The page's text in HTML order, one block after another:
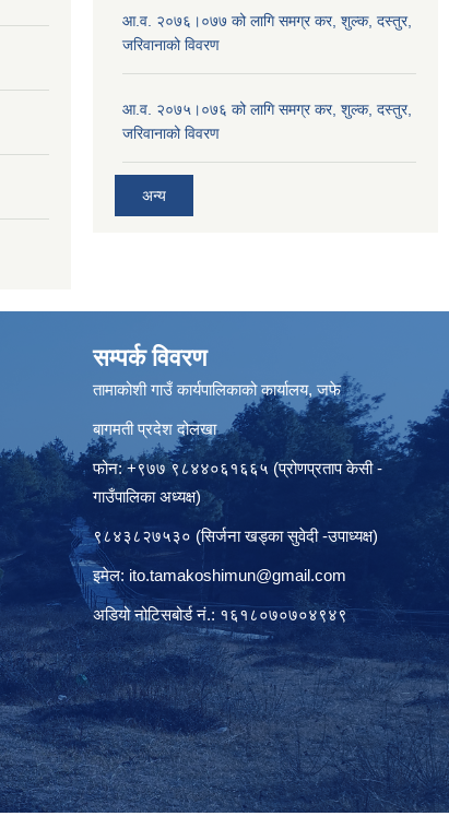
आ.व. २०७६।०७७ को लागि समग्र कर, शुल्क, दस्तुर,
जरिवानाको विवरण
आ.व. २०७५।०७६ को लागि समग्र कर, शुल्क, दस्तुर,
जरिवानाको विवरण
अन्य
सम्पर्क विवरण
तामाकोशी गाउँ कार्यपालिकाको कार्यालय, जफे
बागमती प्रदेश दोलखा
फोन: +९७७ ९८४४०६१६६५ (प्रोणप्रताप केसी -
गाउँपालिका अध्यक्ष)
९८४३८२७५३० (सिर्जना खड्का सुवेदी -उपाध्यक्ष)
इमेल: ito.tamakoshimun@gmail.com
अडियो नोटिसबोर्ड नं.: १६१८०७०७०४९४९